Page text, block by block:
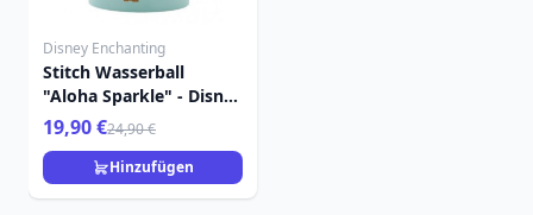
Disney Enchanting
Stitch Wasserball
"Aloha Sparkle" - Disney
Enchanting
19,90 €24,90 €
Hinzufügen